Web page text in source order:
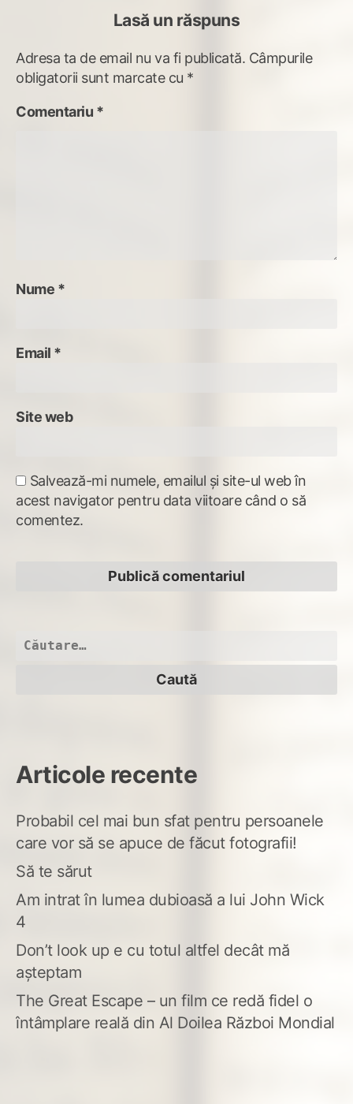
Lasă un răspuns
Adresa ta de email nu va fi publicată. Câmpurile
obligatorii sunt marcate cu *
Comentariu *
Nume *
Email *
Site web
Salvează-mi numele, emailul și site-ul web în
acest navigator pentru data viitoare când o să
comentez.
Caută
Articole recente
Probabil cel mai bun sfat pentru persoanele
care vor să se apuce de făcut fotografii!
Să te sărut
Am intrat în lumea dubioasă a lui John Wick
4
Don’t look up e cu totul altfel decât mă
așteptam
The Great Escape – un film ce redă fidel o
întâmplare reală din Al Doilea Război Mondial